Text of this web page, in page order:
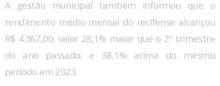
A gestão municipal também informou que o
rendimento médio mensal do recifense alcançou
R$ 4.367,00, valor 28,1% maior que o 2º trimestre
do ano passado, e 38,1% acima do mesmo
período em 2023.